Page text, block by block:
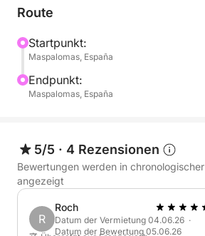
- Familienausflüge.
- Firmenveranstaltungen.
- Unvergessliche Tage mit
- Sonnendeck zum Sonnenbaden.
- Voll ausgestattete Küche.
- Modernste Navigationstechnik.
Route
Startpunkt:
Maspalomas, España
Endpunkt:
Maspalomas, España
5/5 · 4 Rezensionen
Bewertungen werden in
angezeigt
R
Roch
Datum der Vermietung 04.06.26 ·
Datum der Bewertung 05.06.26